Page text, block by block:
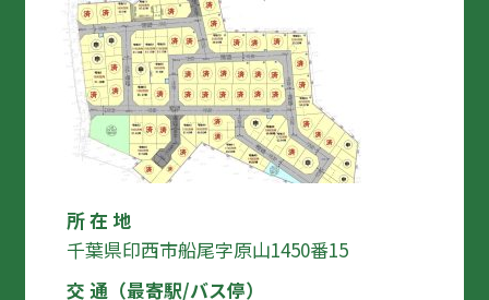
所 在 地
千葉県印西市船尾字原山1450番15
交 通（最寄駅/バス停）